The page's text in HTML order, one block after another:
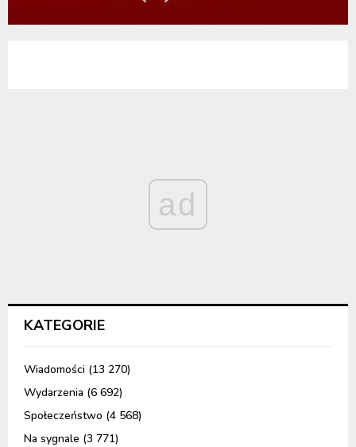
ad
KATEGORIE
Wiadomości (13 270)
Wydarzenia (6 692)
Społeczeństwo (4 568)
Na sygnale (3 771)